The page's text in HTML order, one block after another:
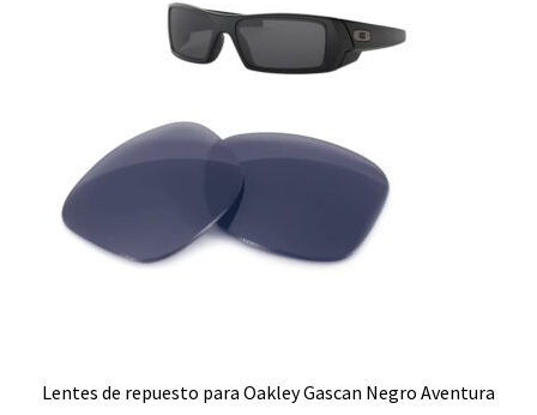
Lentes de repuesto para Oakley Gascan Negro Aventura